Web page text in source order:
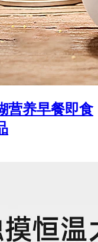
营养早餐即食